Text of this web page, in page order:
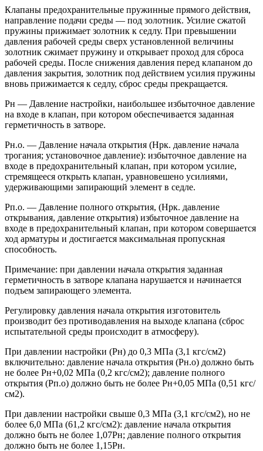
Клапаны предохранительные пружинные прямого действия,
направление подачи среды — под золотник. Усилие сжатой
пружины прижимает золотник к седлу. При превышении
давления рабочей среды сверх установленной величины
золотник сжимает пружину и открывает проход для сброса
рабочей среды. После снижения давления перед клапаном до
давления закрытия, золотник под действием усилия пружины
вновь прижимается к седлу, сброс среды прекращается.
Рн — Давление настройки, наибольшее избыточное давление
на входе в клапан, при котором обеспечивается заданная
герметичность в затворе.
Рн.о. — Давление начала открытия (Нрк. давление начала
трогания; установочное давление): избыточное давление на
входе в предохранительный клапан, при котором усилие,
стремящееся открыть клапан, уравновешено усилиями,
удерживающими запирающий элемент в седле.
Рп.о. — Давление полного открытия, (Нрк. давление
открывания, давление открытия) избыточное давление на
входе в предохранительный клапан, при котором совершается
ход арматуры и достигается максимальная пропускная
способность.
Примечание: при давлении начала открытия заданная
герметичность в затворе клапана нарушается и начинается
подъем запирающего элемента.
Регулировку давления начала открытия изготовитель
производит без противодавления на выходе клапана (сброс
испытательной среды происходит в атмосферу).
При давлении настройки (Рн) до 0,3 МПа (3,1 кгс/см2)
включительно: давление начала открытия (Рн.о) должно быть
не более Рн+0,02 МПа (0,2 кгс/см2); давление полного
открытия (Рп.о) должно быть не более Рн+0,05 МПа (0,51 кгс/
см2).
При давлении настройки свыше 0,3 МПа (3,1 кгс/см2), но не
более 6,0 МПа (61,2 кгс/см2): давление начала открытия
должно быть не более 1,07Рн; давление полного открытия
должно быть не более 1,15Рн.